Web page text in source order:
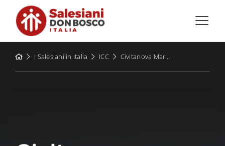
content
I Salesiani in Italia ICC Civitanova Marche